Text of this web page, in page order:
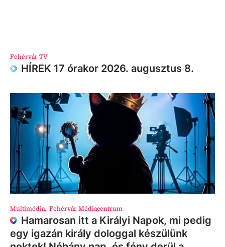
Fehérvár TV
HÍREK 17 órakor 2026. augusztus 8.
Multimédia, Fehérvár Médiacentrum
Hamarosan itt a Királyi Napok, mi pedig
egy igazán király dologgal készülünk